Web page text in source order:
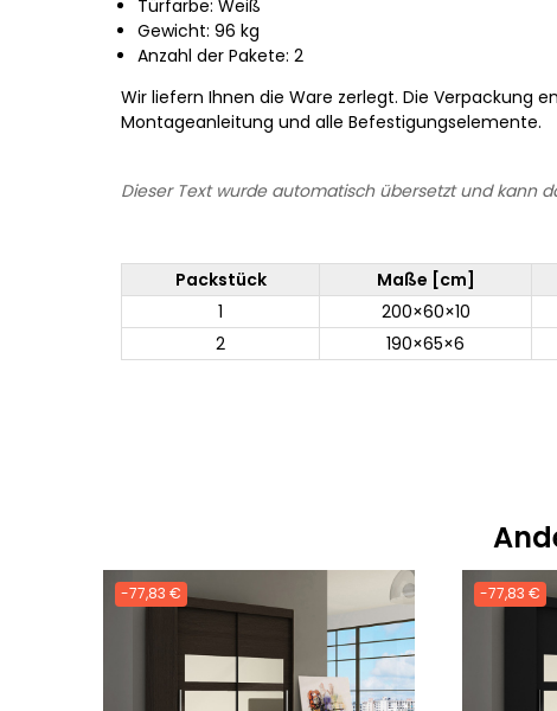
Türfarbe: Weiß
Gewicht: 96 kg
Anzahl der Pakete: 2
Wir liefern Ihnen die Ware zerlegt. Die Verpackung
Montageanleitung und alle Befestigungselemente.
Dieser Text wurde automatisch übersetzt und kann
Packstück Maße [cm]
1
200×60×10
2
190×65×6
-77,83 € -77,83 €